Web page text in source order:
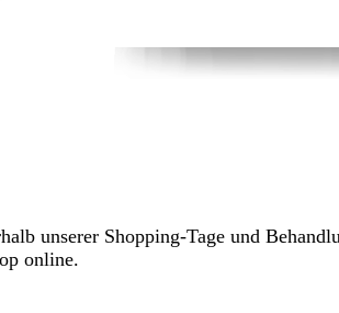
unserer Shopping-Tage und
online.